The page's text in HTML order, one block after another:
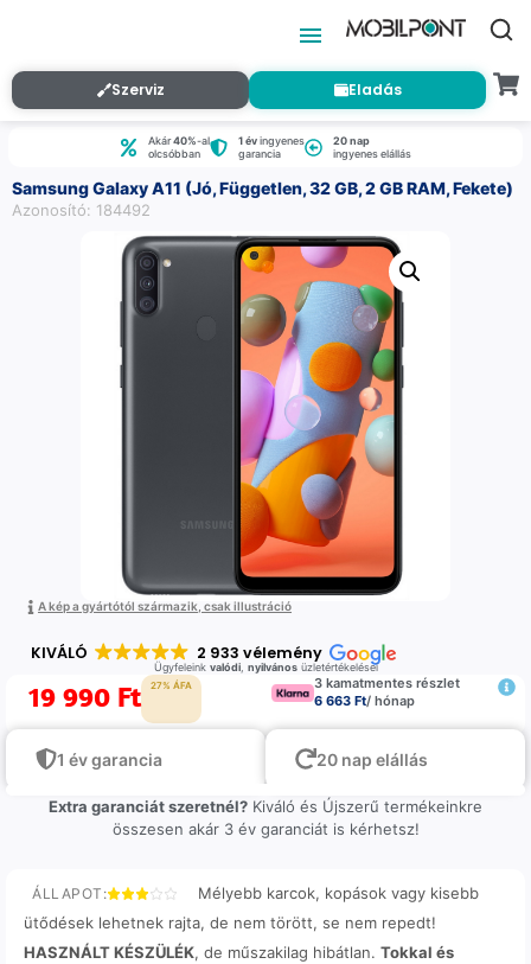
Szerviz Eladás
Akár40%-al
olcsóbban
1 évingyenes
garancia
20 nap
ingyenes elállás
Samsung Galaxy A11 (Jó, Független, 32 GB, 2 GB RAM, Fekete)
Azonosító: 184492
A kép a gyártótól származik, csak illustráció
KIVÁLÓ 2 933 vélemény
Ügyfeleink valódi, nyilvánosüzletértékelései
19 990 Ft 27% ÁFA
3 kamatmentes részlet
6 663 Ft/ hónap
1 év garancia 20 nap elállás
Extra garanciát szeretnél? Kiváló és Újszerű termékeinkre
összesen akár 3 év garanciát is kérhetsz!
ÁLLAPOT:
Mélyebb karcok, kopások vagy kisebb
ütődések lehetnek rajta, de nem törött, se nem repedt!
HASZNÁLT KÉSZÜLÉK, de műszakilag hibátlan. Tokkal és